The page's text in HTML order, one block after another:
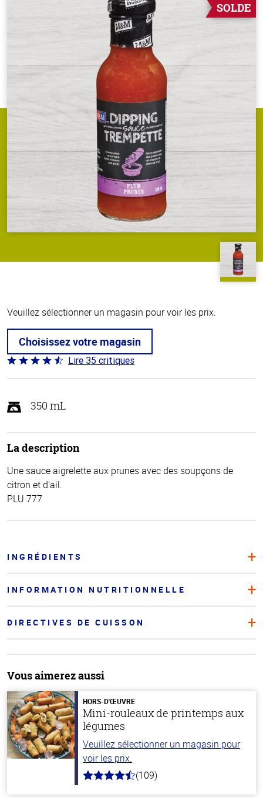
SOLDE
Veuillez sélectionner un magasin pour voir les prix.
Choisissez votre magasin
Coté
4.7 sur
Lire 35 critiques
350 mL
La description
Une sauce aigrelette aux prunes avec des soupçons de
citron et d'ail.
PLU 777
INGRÉDIENTS
INFORMATION NUTRITIONNELLE
DIRECTIVES DE CUISSON
Vous aimerez aussi
HORS-D'ŒUVRE
Mini-rouleaux de printemps aux
légumes
Veuillez sélectionner un magasin pour
voir les prix.
4.8
(109)